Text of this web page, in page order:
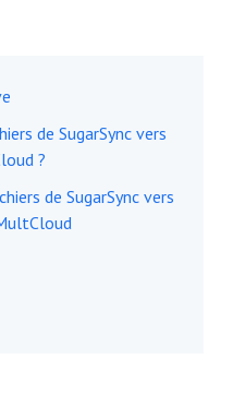
de SugarSync vers
?
de SugarSync vers